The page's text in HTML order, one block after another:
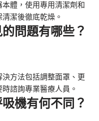
體，使用專用清潔劑和
潔後徹底乾燥。
問題有哪些？
方法包括調整面罩、更
諮詢專業醫療人員。
機有何不同？